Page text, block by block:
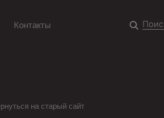
Контакты
на старый сайт